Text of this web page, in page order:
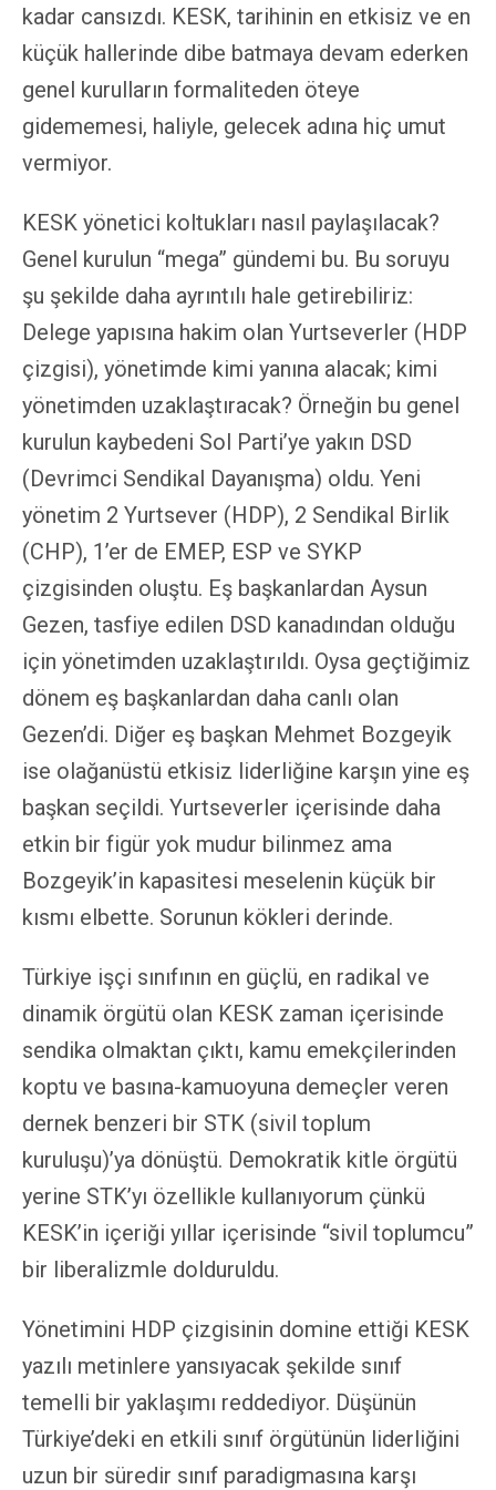
kadar cansızdı. KESK, tarihinin en etkisiz ve en
küçük hallerinde dibe batmaya devam ederken
genel kurulların formaliteden öteye
gidememesi, haliyle, gelecek adına hiç umut
vermiyor.
KESK yönetici koltukları nasıl paylaşılacak?
Genel kurulun “mega” gündemi bu. Bu soruyu
şu şekilde daha ayrıntılı hale getirebiliriz:
Delege yapısına hakim olan Yurtseverler (HDP
çizgisi), yönetimde kimi yanına alacak; kimi
yönetimden uzaklaştıracak? Örneğin bu genel
kurulun kaybedeni Sol Parti’ye yakın DSD
(Devrimci Sendikal Dayanışma) oldu. Yeni
yönetim 2 Yurtsever (HDP), 2 Sendikal Birlik
(CHP), 1’er de EMEP, ESP ve SYKP
çizgisinden oluştu. Eş başkanlardan Aysun
Gezen, tasfiye edilen DSD kanadından olduğu
için yönetimden uzaklaştırıldı. Oysa geçtiğimiz
dönem eş başkanlardan daha canlı olan
Gezen’di. Diğer eş başkan Mehmet Bozgeyik
ise olağanüstü etkisiz liderliğine karşın yine eş
başkan seçildi. Yurtseverler içerisinde daha
etkin bir figür yok mudur bilinmez ama
Bozgeyik’in kapasitesi meselenin küçük bir
kısmı elbette. Sorunun kökleri derinde.
Türkiye işçi sınıfının en güçlü, en radikal ve
dinamik örgütü olan KESK zaman içerisinde
sendika olmaktan çıktı, kamu emekçilerinden
koptu ve basına-kamuoyuna demeçler veren
dernek benzeri bir STK (sivil toplum
kuruluşu)’ya dönüştü. Demokratik kitle örgütü
yerine STK’yı özellikle kullanıyorum çünkü
KESK’in içeriği yıllar içerisinde “sivil toplumcu”
bir liberalizmle dolduruldu.
Yönetimini HDP çizgisinin domine ettiği KESK
yazılı metinlere yansıyacak şekilde sınıf
temelli bir yaklaşımı reddediyor. Düşünün
Türkiye’deki en etkili sınıf örgütünün liderliğini
uzun bir süredir sınıf paradigmasına karşı